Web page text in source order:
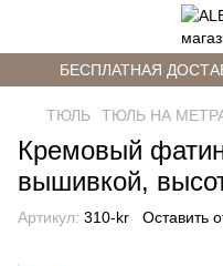
БЕСПЛАТНАЯ
ТЮЛЬ ТЮЛЬ НА
Кремовый
вышивкой,
Артикул: 310-kr Оставить